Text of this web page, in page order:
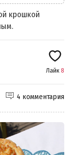
крошкой
Лайк 8
4 комментария